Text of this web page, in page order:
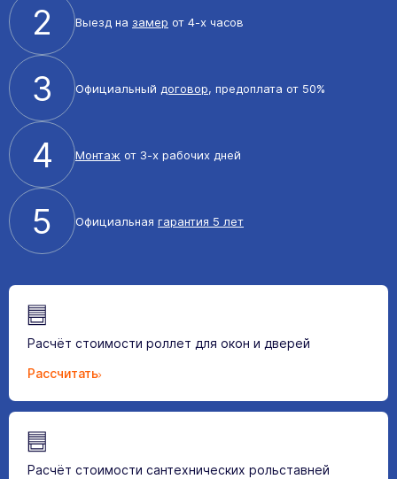
2 Выезд на замер от 4-х часов
3 Официальный договор, предоплата от 50%
4 Монтаж от 3-х рабочих дней
5 Официальная гарантия 5 лет
Расчёт стоимости роллет для окон и дверей
Рассчитать
Расчёт стоимости сантехнических рольставней